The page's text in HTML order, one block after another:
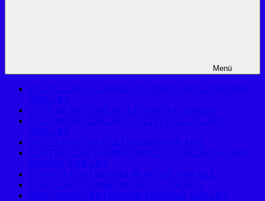
Menü
ENGELLİ ARACI APARATI SÖKÜM ARAÇ PROJESİ
ANKARA
USTA MÜHENDİSLİK İLETİŞİM VE ADRESİ
USTA MÜHENDİSLİK FAALİYET ALANLARI
ANKARA
DACİA DUSTER ÇEKİ DEMİRİ ANKARA
DUSTER ÇEKİ DEMİRİ MONTAJ TAKILMASI ARAÇ
PROJESİ ANKARA
TOYOTA ÇEKİ DEMİRİ MONTAJI ANKARA
FORD ÇEKİ DEMİRİ MONTAJI ANKARA
HUYUNDAİ ÇEKİ DEMİRİ MONTAJI ANKARA